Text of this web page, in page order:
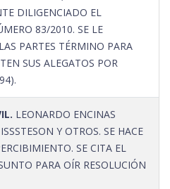
DILIGENCIADO EL
83/2010. SE LE
PARTES TÉRMINO PARA
SUS ALEGATOS POR
LEONARDO ENCINAS
Y OTROS. SE HACE
SE CITA EL
PARA OÍR RESOLUCIÓN